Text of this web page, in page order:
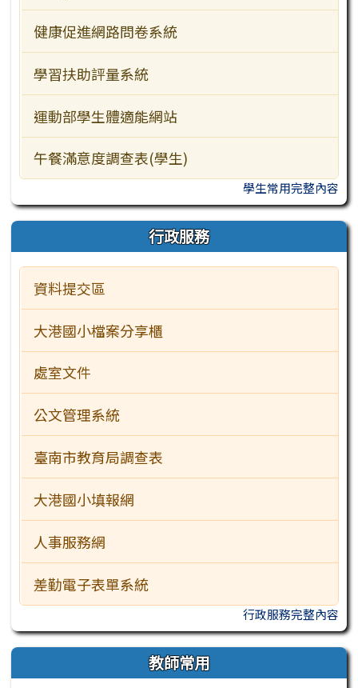
訪客常用
健康促進網路問卷系統
學習扶助評量系統
運動部學生體適能網站
午餐滿意度調查表(學生)
學生常用完整內容
行政服務
資料提交區
大港國小檔案分享櫃
處室文件
公文管理系統
臺南市教育局調查表
大港國小填報網
人事服務網
差勤電子表單系統
行政服務完整內容
教師常用